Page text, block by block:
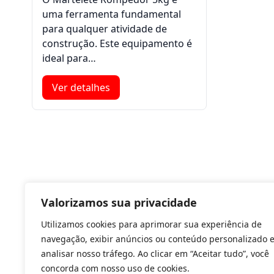
Valorizamos sua privacidade
Utilizamos cookies para aprimorar sua experiência de
navegação, exibir anúncios ou conteúdo personalizado e
analisar nosso tráfego. Ao clicar em “Aceitar tudo”, você
concorda com nosso uso de cookies.
uma ferramenta fundamental
para qualquer atividade de
construção. Este equipamento é
ideal para…
Ver detalhes